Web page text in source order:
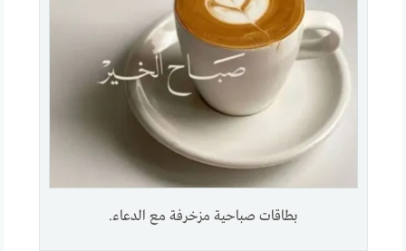
بطاقات صباحية مزخرفة مع الدعاء.